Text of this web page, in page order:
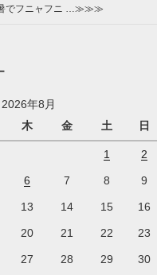
でフニャフニ …≫≫≫
2026年8月
木 金 土 日
1 2
6 7 8 9
13 14 15 16
20 21 22 23
27 28 29 30